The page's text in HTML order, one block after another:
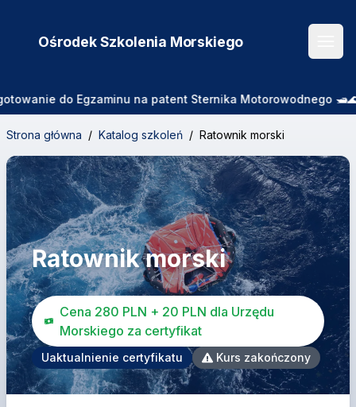
Ośrodek Szkolenia Morskiego
do Egzaminu na patent Sternika Motorowodnego
Strona główna / Katalog szkoleń / Ratownik morski
Ratownik morski
Cena 280 PLN + 20 PLN dla Urzędu
Morskiego za certyfikat
Uaktualnienie certyfikatu Kurs zakończony